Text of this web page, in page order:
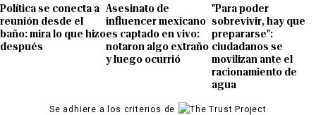
Política se conecta a
reunión desde el
baño: mira lo que hizo
después
Asesinato de
influencer mexicano
es captado en vivo:
notaron algo extraño
y luego ocurrió
"Para poder
sobrevivir, hay que
prepararse":
ciudadanos se
movilizan ante el
racionamiento de
agua
Se adhiere a los criterios de